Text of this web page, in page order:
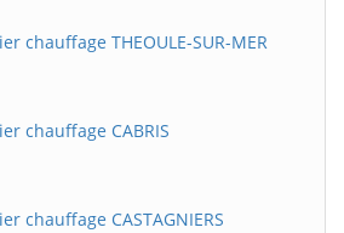
chauffage THEOULE-SUR-MER
chauffage CABRIS
chauffage CASTAGNIERS